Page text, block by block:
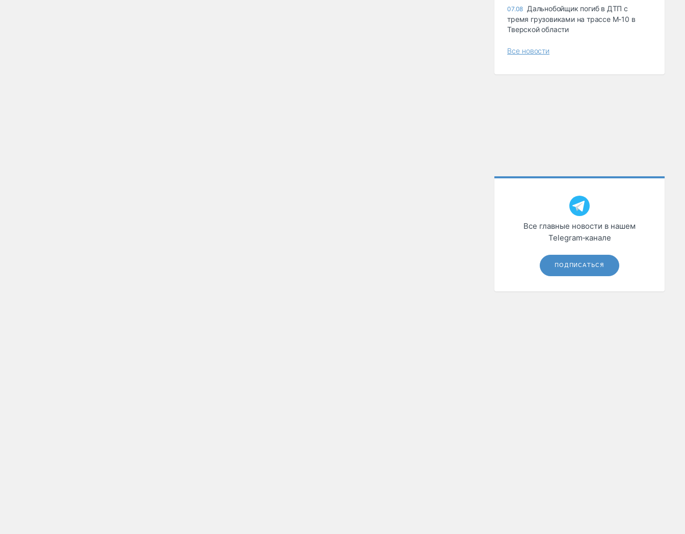
07.08 Дальнобойщик погиб в ДТП с
тремя грузовиками на трассе М-10 в
Тверской области
Все новости
Все главные новости в нашем
Telegram‑канале
ПОДПИСАТЬСЯ